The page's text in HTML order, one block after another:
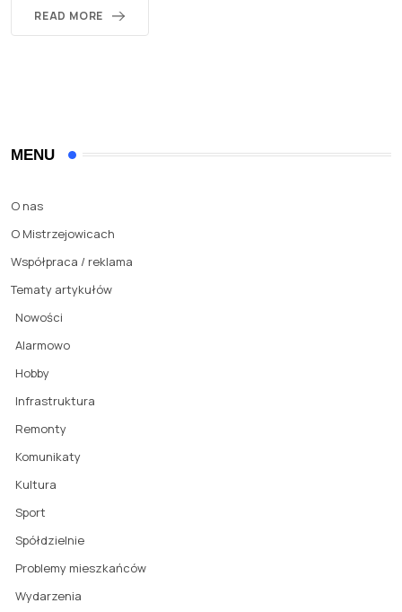
READ MORE
MENU
O nas
O Mistrzejowicach
Współpraca / reklama
Tematy artykułów
Nowości
Alarmowo
Hobby
Infrastruktura
Remonty
Komunikaty
Kultura
Sport
Spółdzielnie
Problemy mieszkańców
Wydarzenia